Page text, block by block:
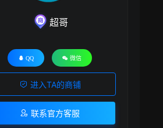
超哥
QQ 微信
进入TA的商铺
联系官方客服